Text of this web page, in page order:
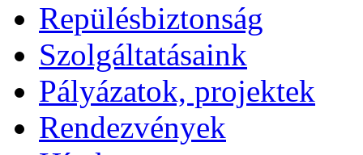
Repülésbiztonság
Szolgáltatásaink
Pályázatok, projektek
Rendezvények